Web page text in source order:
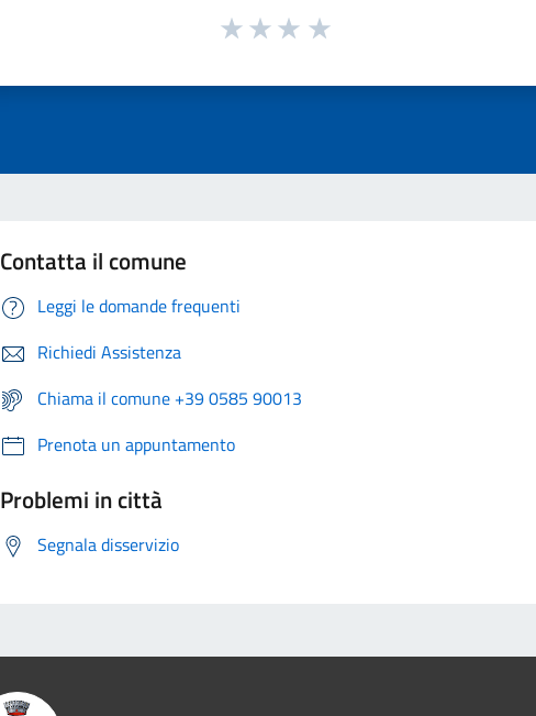
Contatta il comune
Leggi le domande frequenti
Richiedi Assistenza
Chiama il comune +39 0585 90013
Prenota un appuntamento
Problemi in città
Segnala disservizio